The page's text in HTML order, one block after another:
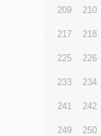
209 210
217 218
225 226
233 234
241 242
249 250